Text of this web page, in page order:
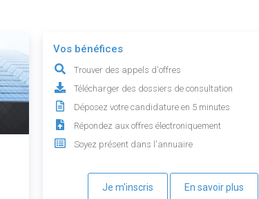
Vos bénéfices
Trouver des appels d'offres
Télécharger des dossiers de consultation
Déposez votre candidature en 5 minutes
Répondez aux offres électroniquement
Soyez présent dans l'annuaire
Je m'inscris En savoir plus